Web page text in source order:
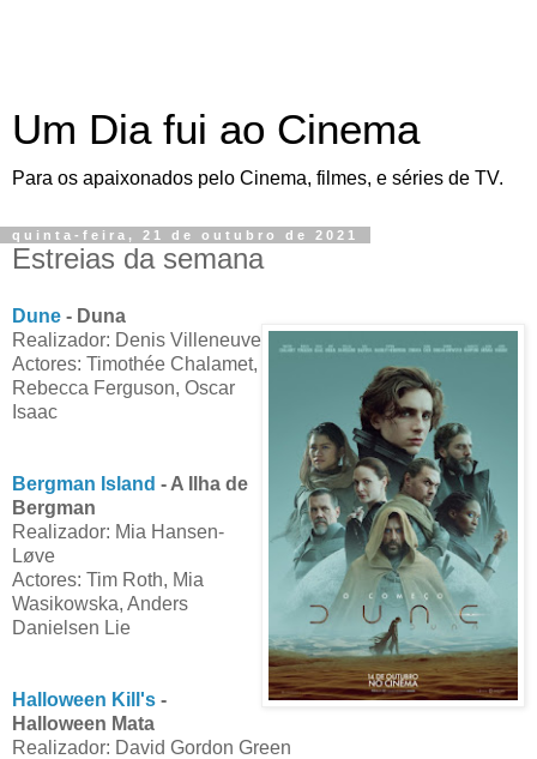
Um Dia fui ao Cinema
Para os apaixonados pelo Cinema, filmes, e séries de TV.
quinta-feira, 21 de outubro de 2021
Estreias da semana
Dune - Duna
Realizador: Denis Villeneuve
Actores: Timothée Chalamet,
Rebecca Ferguson, Oscar
Isaac
Bergman Island - A Ilha de
Bergman
Realizador: Mia Hansen-
Løve
Actores: Tim Roth, Mia
Wasikowska, Anders
Danielsen Lie
Halloween Kill's -
Halloween Mata
Realizador: David Gordon Green